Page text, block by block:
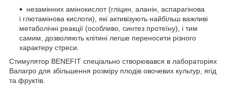
незамінних амінокислот (гліцин, аланін, аспарагінова
і глютамінова кислоти), які активізують найбільш важливі
метаболічні реакції (особливо, синтез протеїну), і тим
самим, дозволяють клітині легше переносити різного
характеру стреси.
Стимулятор BENEFIT спеціально створювався в лабораторіях
Валагро для збільшення розміру плодів овочевих культур, ягід
та фруктів.